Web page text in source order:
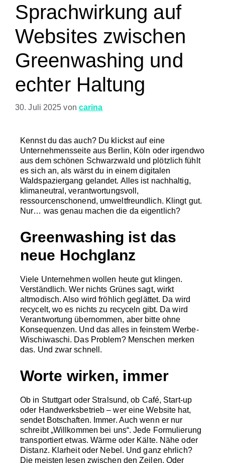
Sprachwirkung auf
Websites zwischen
Greenwashing und
echter Haltung
30. Juli 2025 von carina
Kennst du das auch? Du klickst auf eine
Unternehmensseite aus Berlin, Köln oder irgendwo
aus dem schönen Schwarzwald und plötzlich fühlt
es sich an, als wärst du in einem digitalen
Waldspaziergang gelandet. Alles ist nachhaltig,
klimaneutral, verantwortungsvoll,
ressourcenschonend, umweltfreundlich. Klingt gut.
Nur… was genau machen die da eigentlich?
Greenwashing ist das
neue Hochglanz
Viele Unternehmen wollen heute gut klingen.
Verständlich. Wer nichts Grünes sagt, wirkt
altmodisch. Also wird fröhlich geglättet. Da wird
recycelt, wo es nichts zu recyceln gibt. Da wird
Verantwortung übernommen, aber bitte ohne
Konsequenzen. Und das alles in feinstem Werbe-
Wischiwaschi. Das Problem? Menschen merken
das. Und zwar schnell.
Worte wirken, immer
Ob in Stuttgart oder Stralsund, ob Café, Start-up
oder Handwerksbetrieb – wer eine Website hat,
sendet Botschaften. Immer. Auch wenn er nur
schreibt „Willkommen bei uns“. Jede Formulierung
transportiert etwas. Wärme oder Kälte. Nähe oder
Distanz. Klarheit oder Nebel. Und ganz ehrlich?
Die meisten lesen zwischen den Zeilen. Oder